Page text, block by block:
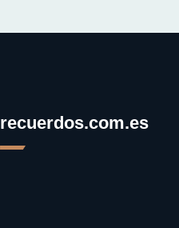
recuerdos.com.es